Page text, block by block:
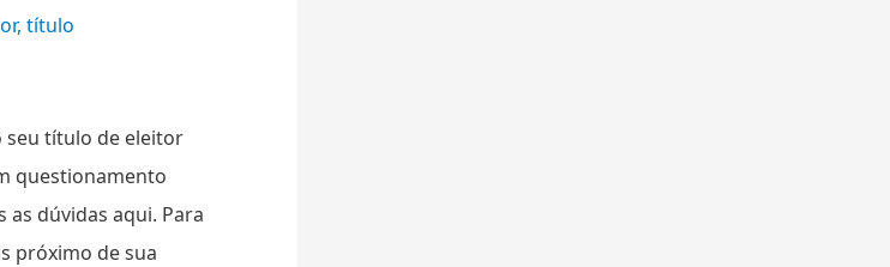
, título
seu título de eleitor
questionamento
as dúvidas aqui. Para
próximo de sua